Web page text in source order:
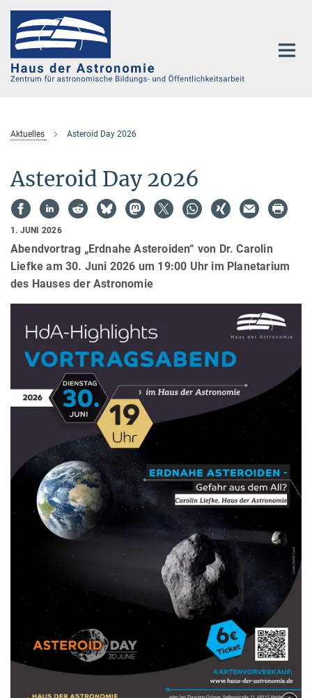
Hauptinhalt
Aktuelles Asteroid Day 2026
Asteroid Day 2026
1. JUNI 2026
Abendvortrag „Erdnahe Asteroiden“ von Dr. Carolin
Liefke am 30. Juni 2026 um 19:00 Uhr im Planetarium
des Hauses der Astronomie